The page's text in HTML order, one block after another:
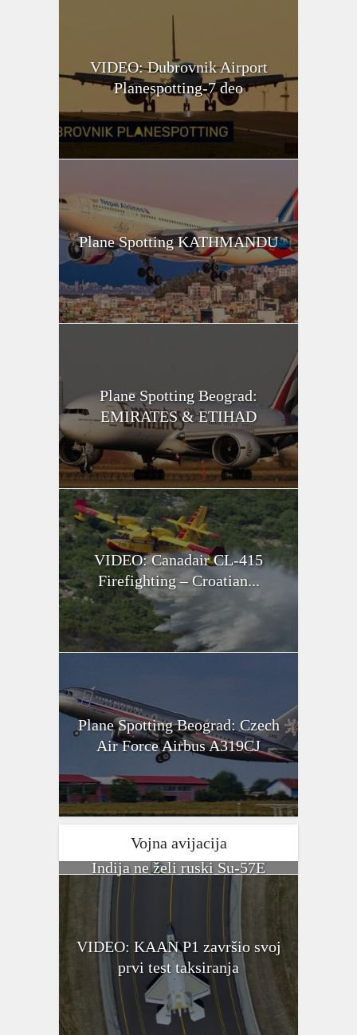
VIDEO: Dubrovnik Airport
Planespotting-7 deo
Plane Spotting KATHMANDU
Plane Spotting Beograd:
EMIRATES & ETIHAD
VIDEO: Canadair CL-415
Firefighting – Croatian...
Plane Spotting Beograd: Czech
Air Force Airbus A319CJ
Vojna avijacija
Indija ne želi ruski Su-57E
VIDEO: KAAN P1 završio svoj
prvi test taksiranja